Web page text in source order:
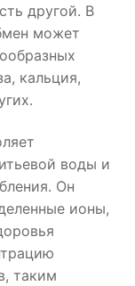
другой. В
может
кальция,
воды и
Он
ионы,
таким